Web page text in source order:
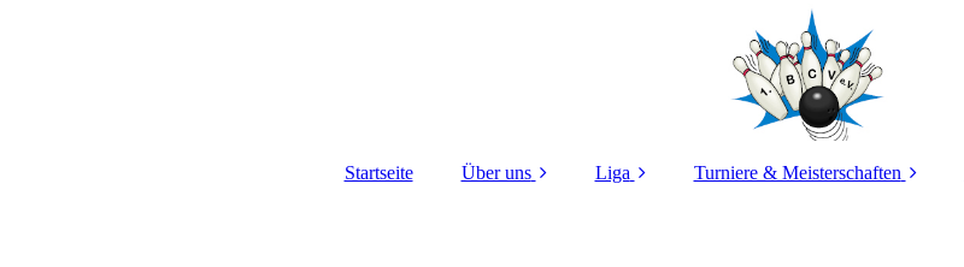
Startseite Über uns Liga Turniere & Meisterschaften